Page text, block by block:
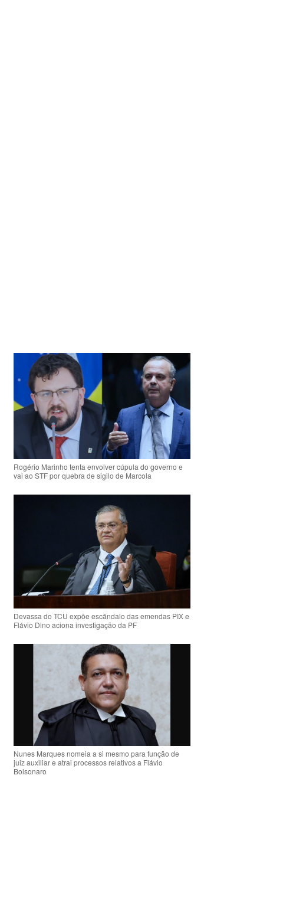
Rogério Marinho tenta envolver cúpula do governo e
vai ao STF por quebra de sigilo de Marcola
Devassa do TCU expõe escândalo das emendas PIX e
Flávio Dino aciona investigação da PF
Nunes Marques nomeia a si mesmo para função de
juiz auxiliar e atrai processos relativos a Flávio
Bolsonaro